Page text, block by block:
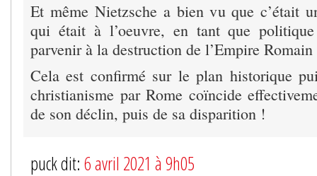
Et même Nietzsche a bien vu que c’était
qui était à l’oeuvre, en tant que
parvenir à la destruction de l’Empire
Cela est confirmé sur le plan historique
christianisme par Rome coïncide
de son déclin, puis de sa disparition !
puck dit: 6 avril 2021 à 9h05